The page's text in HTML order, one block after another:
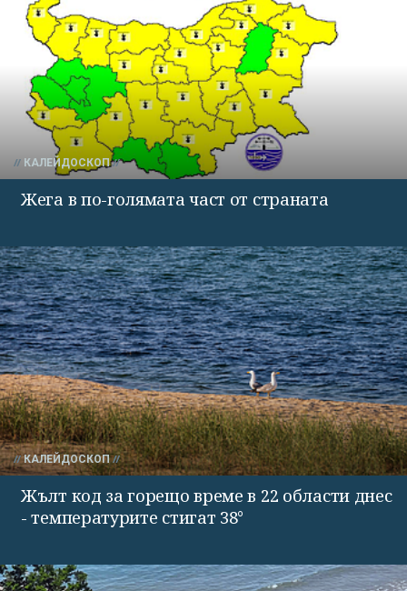
КАЛЕЙДОСКОП
Жега в по-голямата част от страната
КАЛЕЙДОСКОП
Жълт код за горещо време в 22 области днес
- температурите стигат 38°